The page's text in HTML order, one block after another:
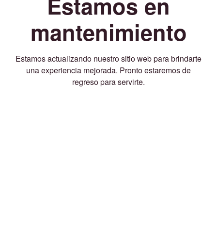
mantenimiento
Estamos actualizando nuestro sitio web para brindarte
una experiencia mejorada. Pronto estaremos de
regreso para servirte.